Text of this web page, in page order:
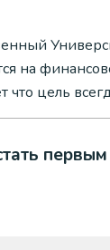
на
что цель
первым